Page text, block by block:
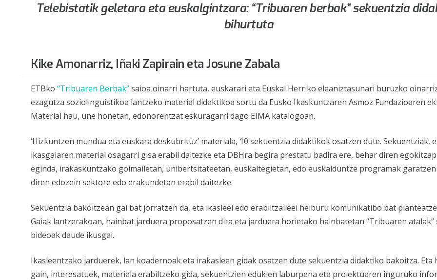
Telebistatik geletara eta euskalgintzara: “Tribuaren berbak” sekuentzia
bihurtuta
Kike Amonarriz, Iñaki Zapirain eta Josune Zabala
ETBko “Tribuaren Berbak”saioa oinarri hartuta, euskarari eta Euskal Herriko eleaniztasunari buruzko
ezagutza soziolinguistikoa lantzeko material didaktikoa sortu da Eusko Ikaskuntzaren Asmoz Fundazioaren
Material hau, une honetan, edonorentzat eskuragarri dago EIMA katalogoan.
‘Hizkuntzen mundua eta euskara deskubrituz’ materiala, 10 sekuentzia didaktikok osatzen dute. Sekuentziak,
ikasgaiaren material osagarri gisa erabil daitezke eta DBHra begira prestatu badira ere, behar diren
eginda, irakaskuntzako goimailetan, unibertsitateetan, euskaltegietan, edo euskalduntze programak
diren edozein sektore edo erakundetan erabil daitezke.
Sekuentzia bakoitzean gai bat jorratzen da, eta ikasleei edo erabiltzaileei helburu komunikatibo bat
Gaiak lantzerakoan, hainbat jarduera proposatzen dira eta jarduera horietako hainbatetan “Tribuaren atalak”
bideoak daude ikusgai.
Ikasleentzako jarduerek, lan koadernoak eta irakasleen gidak osatzen dute sekuentzia didaktiko bakoitza. Eta
gain, interesatuek, materiala erabiltzeko gida, sekuentzien edukien laburpena eta proiektuaren inguruko